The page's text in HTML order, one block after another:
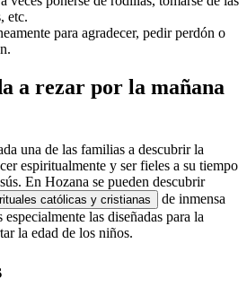
etc.
para agradecer, pedir perdón o
a rezar por la mañana
una de las familias a descubrir la
espiritualmente y ser fieles a su tiempo
En Hozana se pueden descubrir
católicas y cristianas
de inmensa
las diseñadas para la
la edad de los niños.